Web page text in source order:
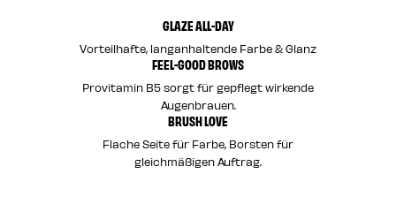
GLAZE ALL-DAY
Vorteilhafte, langanhaltende Farbe & Glanz
FEEL-GOOD BROWS
Provitamin B5 sorgt für gepflegt wirkende
Augenbrauen.
BRUSH LOVE
Flache Seite für Farbe, Borsten für
gleichmäßigen Auftrag.